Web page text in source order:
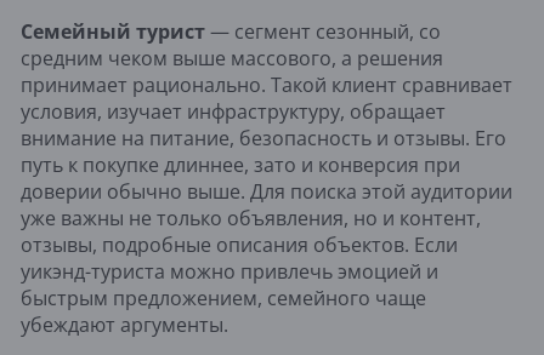
Семейный турист— сегмент сезонный, со
средним чеком выше массового, а решения
принимает рационально. Такой клиент сравнивает
условия, изучает инфраструктуру, обращает
внимание на питание, безопасность и отзывы. Его
путь к покупке длиннее, зато и конверсия при
доверии обычно выше. Для поиска этой аудитории
уже важны не только объявления, но и контент,
отзывы, подробные описания объектов. Если
уикэнд-туриста можно привлечь эмоцией и
быстрым предложением, семейного чаще
убеждают аргументы.